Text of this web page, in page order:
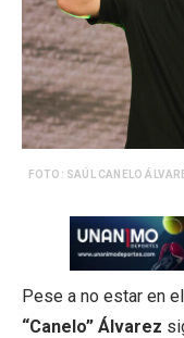
FOTO: SAÚL CANELO
Pese a no estar en
“Canelo” Álvarez